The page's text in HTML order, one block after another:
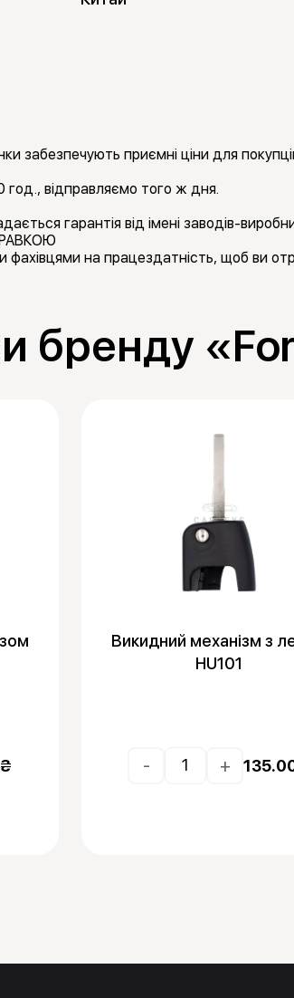
забезпечують приємні ціни для
відправляємо того ж дня.
гарантія від імені заводів-
на працездатність, щоб ви
бренду
₴
Викидний механізм з
HU101
- +